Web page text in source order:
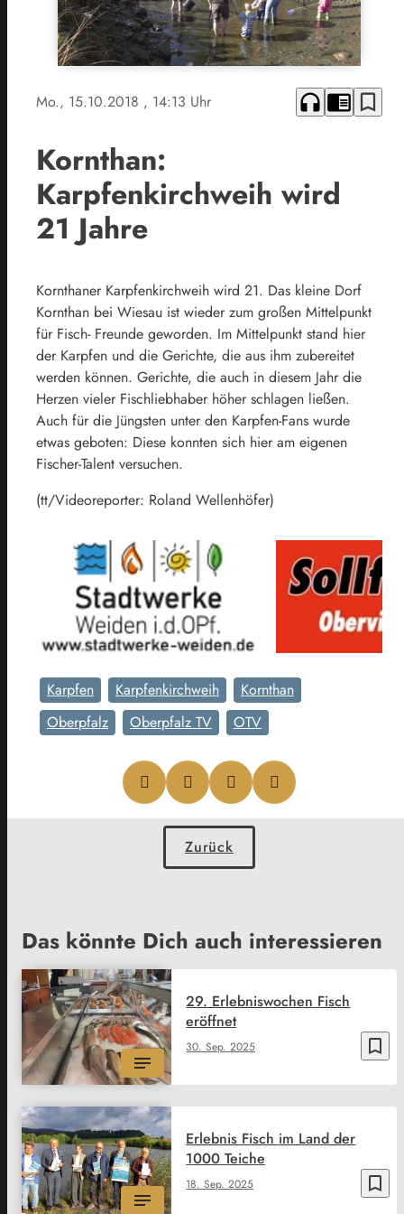
Mo., 15.10.2018 , 14:13 Uhr headphones chrome_reader_mode bookmark_border
Kornthan:
Karpfenkirchweih wird
21 Jahre
Kornthaner Karpfenkirchweih wird 21. Das kleine Dorf
Kornthan bei Wiesau ist wieder zum großen Mittelpunkt
für Fisch- Freunde geworden. Im Mittelpunkt stand hier
der Karpfen und die Gerichte, die aus ihm zubereitet
werden können. Gerichte, die auch in diesem Jahr die
Herzen vieler Fischliebhaber höher schlagen ließen.
Auch für die Jüngsten unter den Karpfen-Fans wurde
etwas geboten: Diese konnten sich hier am eigenen
Fischer-Talent versuchen.
(tt/Videoreporter: Roland Wellenhöfer)
Karpfen Karpfenkirchweih
Kornthan
Oberpfalz
Oberpfalz TV OTV
Zurück
Das könnte Dich auch interessieren
bookmark_border
30. Sep. 2025
29. Erlebniswochen Fisch
eröffnet
bookmark_border
18. Sep. 2025
Erlebnis Fisch im Land der
1000 Teiche